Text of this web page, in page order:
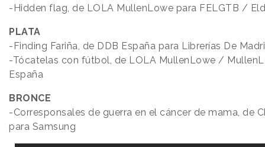
-Hidden flag, de LOLA MullenLowe para FELGTB /
PLATA
-Finding Fariña, de DDB España para Librerías De
-Tócatelas con fútbol, de LOLA MullenLowe /
España
BRONCE
-Corresponsales de guerra en el cáncer de mama, de
para Samsung